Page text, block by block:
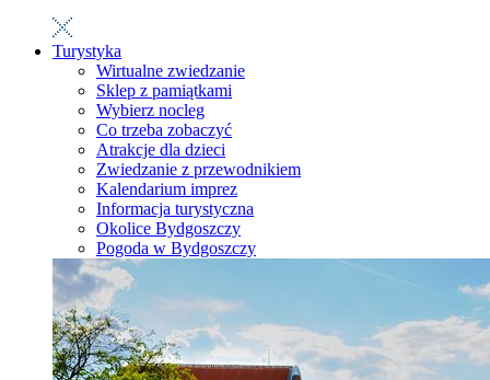
Turystyka
Wirtualne zwiedzanie
Sklep z pamiątkami
Wybierz nocleg
Co trzeba zobaczyć
Atrakcje dla dzieci
Zwiedzanie z przewodnikiem
Kalendarium imprez
Informacja turystyczna
Okolice Bydgoszczy
Pogoda w Bydgoszczy